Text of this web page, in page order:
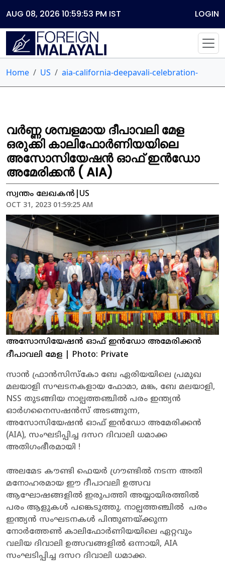
AUG 08, 2026 10:59:53 PM IST LOGIN
Home US aia-california-deepavali-celebration-
വർണ്ണ ശമ്പളമായ ദീപാവലി മേള
ഒരുക്കി കാലിഫോർണിയയിലെ
അസോസിയേഷൻ ഓഫ് ഇൻഡോ
അമേരിക്കൻ ( AIA)
സ്വന്തം ലേഖകൻ|US
OCT 31, 2023 01:59:25 AM
അസോസിയേഷൻ ഓഫ് ഇൻഡോ അമേരിക്കൻ
ദീപാവലി മേള
| Photo: Private
സാൻ ഫ്രാൻസിസ്കോ ബേ ഏരിയയിലെ പ്രമുഖ
മലയാളി സഘടനകളായ ഫോമാ, മങ്ക, ബേ മലയാളി,
NSS തുടങ്ങിയ നാല്പത്തഞ്ചിൽ പരം ഇന്ത്യൻ
ഓർഗനൈസഷൻസ് അടങ്ങുന്ന,
അസോസിയേഷൻ ഓഫ് ഇൻഡോ അമേരിക്കൻ
(AIA), സംഘടിപ്പിച്ച ദസറ ദിവാലി ധമാക്ക
അതിഗംഭീരമായി !
അലമേട കൗണ്ടി ഫെയർ ഗ്രൗണ്ടിൽ നടന്ന അതി
മനോഹരമായ ഈ ദീപാവലി ഉത്സവ
ആഘോഷങ്ങളിൽ ഇരുപത്തി അയ്യായിരത്തിൽ
പരം ആളുകൾ പങ്കെടുത്തു. നാല്പത്തഞ്ചിൽ പരം
ഇന്ത്യൻ സംഘടനകൾ പിന്തുണയ്ക്കുന്ന
നോർത്തേൺ കാലിഫോർണിയയിലെ ഏറ്റവും
വലിയ ദിവാലി ഉത്സവങ്ങളിൽ ഒന്നായി, AIA
സംഘടിപ്പിച്ച ദസറ ദിവാലി ധമാക്ക.